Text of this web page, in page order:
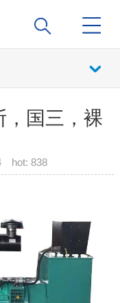
，国三，裸
hot:838